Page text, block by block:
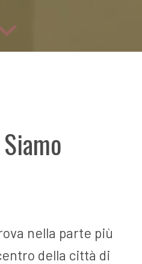
nella parte più
della città di